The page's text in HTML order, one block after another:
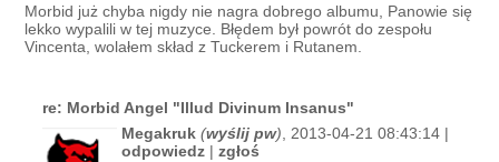
Morbid już chyba nigdy nie nagra dobrego albumu, Panowie się
lekko wypalili w tej muzyce. Błędem był powrót do zespołu
Vincenta, wolałem skład z Tuckerem i Rutanem.
re: Morbid Angel "Illud Divinum Insanus"
Megakruk (wyślij pw) , 2013-04-21 08:43:14 |
odpowiedz| zgłoś